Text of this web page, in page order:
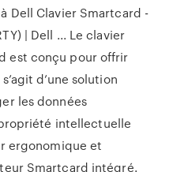
Dell Clavier Smartcard -
| Dell ... Le clavier
est conçu pour offrir
d’une solution
les données
intellectuelle
ergonomique et
Smartcard intégré.